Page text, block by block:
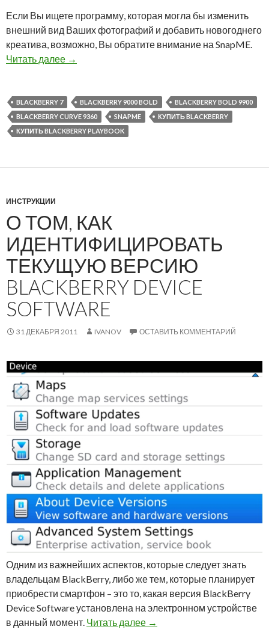
Если Вы ищете программу, которая могла бы изменить
внешний вид Ваших фотографий и добавить новогоднего
креатива, возможно, Вы обратите внимание на SnapME.
Читать далее
Приложение SnapME для работы с
→
BLACKBERRY 7 BLACKBERRY 9000 BOLD
BLACKBERRY BOLD 9900
BLACKBERRY CURVE 9360
SNAPME
КУПИТЬ BLACKBERRY
КУПИТЬ BLACKBERRY PLAYBOOK
ИНСТРУКЦИИ
О ТОМ, КАК
ИДЕНТИФИЦИРОВАТЬ
ТЕКУЩУЮ ВЕРСИЮ
BLACKBERRY DEVICE
SOFTWARE
31 ДЕКАБРЯ 2011 IVANOV ОСТАВИТЬ КОММЕНТАРИЙ
Одним из важнейших аспектов, которые следует знать
владельцам BlackBerry, либо же тем, которые планирует
приобрести смартфон – это то, какая версия BlackBerry
Device Software установлена на электронном устройстве
в данный момент. Читать далее О том, как
→